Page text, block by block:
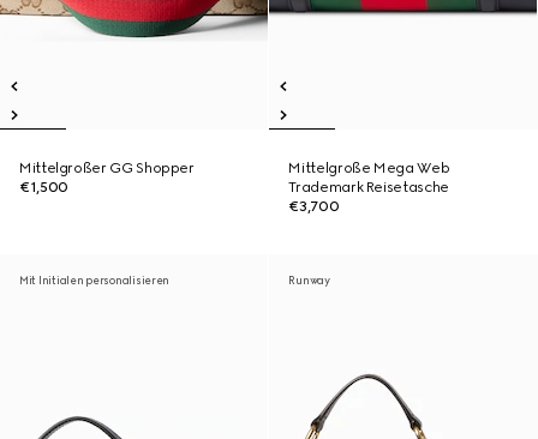
Mittelgroßer GG Shopper
€1,500
Mittelgroße Mega Web
Trademark Reisetasche
€3,700
Mit Initialen personalisieren Runway